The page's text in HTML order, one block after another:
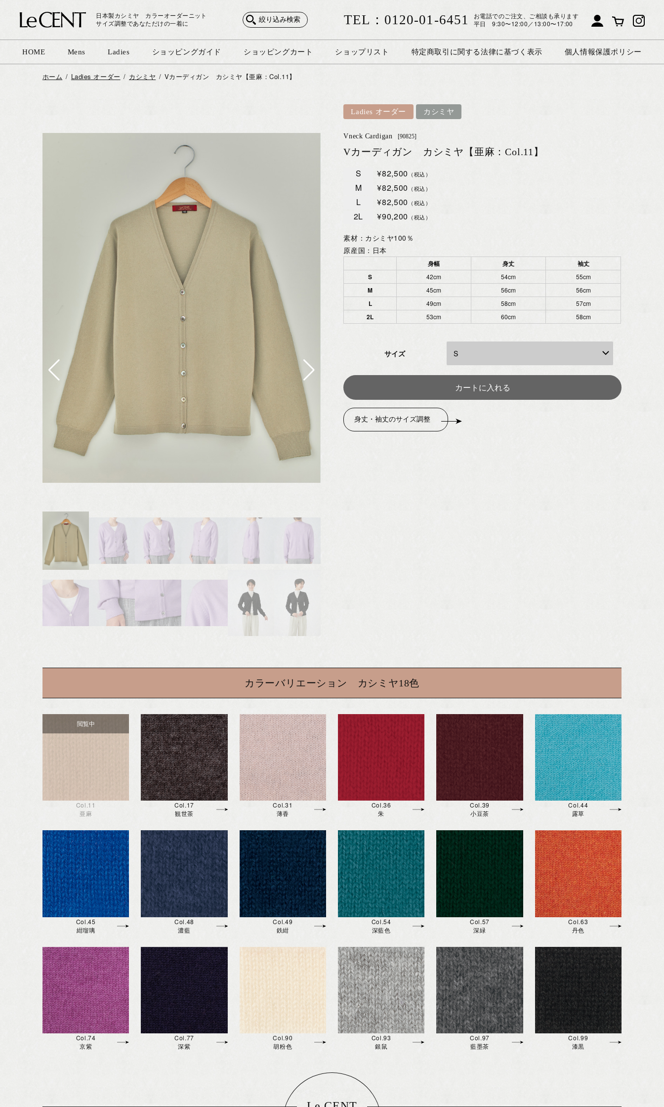
日本製カシミヤ カラーオーダーニット
サイズ調整であなただけの一着に
絞り込み検索 TEL：0120-01-6451
お電話でのご注文、ご相談も承ります
平日 9:30〜12:00／13:00〜17:00
HOME Mens Ladies ショッピングガイド ショッピングカート ショップリスト 特定商取引に関する法律に基づく表示 個人情報保護ポリシー
ホーム Ladies オーダー カシミヤ Vカーディガン カシミヤ【亜麻：Col.11】
Ladies オーダー カシミヤ
Vneck Cardigan [90825]
Vカーディガン カシミヤ【亜麻：Col.11】
S ¥82,500 （税込）
M ¥82,500 （税込）
L ¥82,500 （税込）
2L ¥90,200 （税込）
素材：カシミヤ100％
原産国：日本
身幅 身丈
袖丈
S
42cm 54cm 55cm
M 45cm 56cm 56cm
L 49cm 58cm 57cm
2L 53cm 60cm 58cm
サイズ
身丈・袖丈のサイズ調整
カラーバリエーション カシミヤ18色
Col.11
亜麻
Col.17
観世茶
Col.31
薄香
Col.36
朱
Col.39
小豆茶
Col.44
露草
Col.45
紺瑠璃
Col.48
濃藍
Col.49
鉄紺
Col.54
深藍色
Col.57
深緑
Col.63
丹色
Col.74
京紫
Col.77
深紫
Col.90
胡粉色
Col.93
銀鼠
Col.97
藍墨茶
Col.99
漆黒